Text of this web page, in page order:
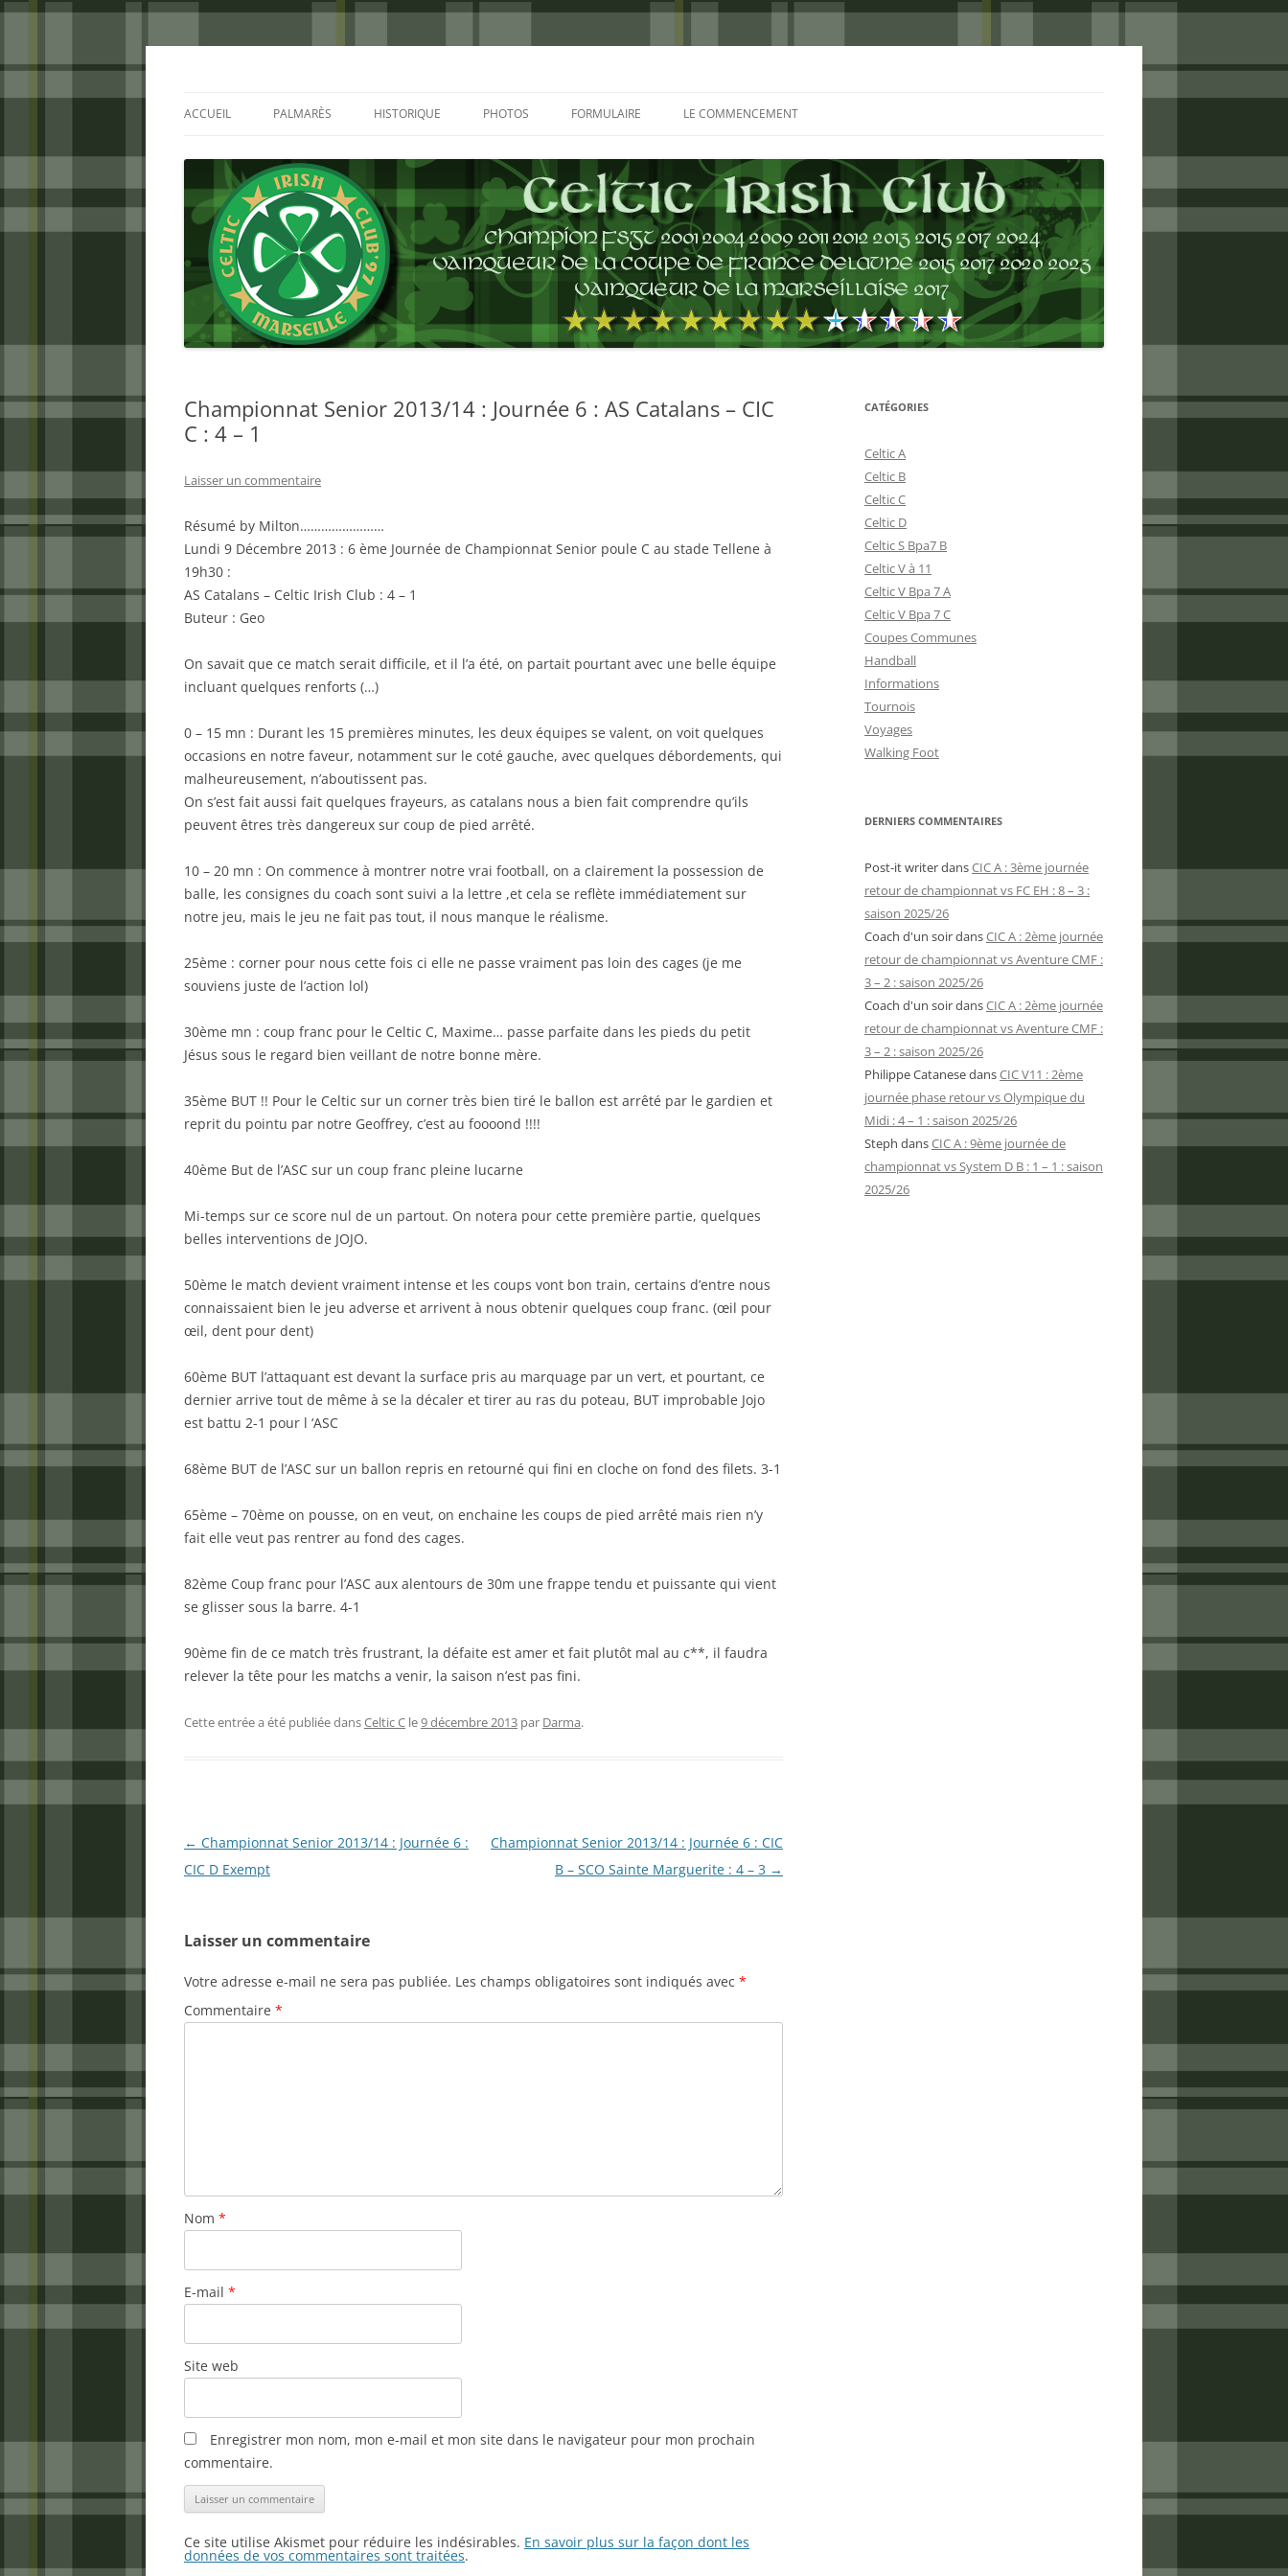
Aller
ACCUEIL PALMARÈS HISTORIQUE PHOTOS
GLASGOW 2002
CHARLIE & THE BHOYS 2006
PRAGUE 2006
NICE 2008
FORMULAIRE LE COMMENCEMENT
Championnat Senior 2013/14 : Journée 6 : AS Catalans – CIC
C : 4 – 1
Laisser un commentaire
Résumé by Milton……………………
Lundi 9 Décembre 2013 : 6 ème Journée de Championnat Senior poule C au stade Tellene à
19h30 :
AS Catalans – Celtic Irish Club : 4 – 1
Buteur : Geo
On savait que ce match serait difficile, et il l’a été, on partait pourtant avec une belle équipe
incluant quelques renforts (…)
0 – 15 mn : Durant les 15 premières minutes, les deux équipes se valent, on voit quelques
occasions en notre faveur, notamment sur le coté gauche, avec quelques débordements, qui
malheureusement, n’aboutissent pas.
On s’est fait aussi fait quelques frayeurs, as catalans nous a bien fait comprendre qu’ils
peuvent êtres très dangereux sur coup de pied arrêté.
10 – 20 mn : On commence à montrer notre vrai football, on a clairement la possession de
balle, les consignes du coach sont suivi a la lettre ,et cela se reflète immédiatement sur
notre jeu, mais le jeu ne fait pas tout, il nous manque le réalisme.
25ème : corner pour nous cette fois ci elle ne passe vraiment pas loin des cages (je me
souviens juste de l’action lol)
30ème mn : coup franc pour le Celtic C, Maxime… passe parfaite dans les pieds du petit
Jésus sous le regard bien veillant de notre bonne mère.
35ème BUT !! Pour le Celtic sur un corner très bien tiré le ballon est arrêté par le gardien et
reprit du pointu par notre Geoffrey, c’est au foooond !!!!
40ème But de l’ASC sur un coup franc pleine lucarne
Mi-temps sur ce score nul de un partout. On notera pour cette première partie, quelques
belles interventions de JOJO.
50ème le match devient vraiment intense et les coups vont bon train, certains d’entre nous
connaissaient bien le jeu adverse et arrivent à nous obtenir quelques coup franc. (œil pour
œil, dent pour dent)
60ème BUT l’attaquant est devant la surface pris au marquage par un vert, et pourtant, ce
dernier arrive tout de même à se la décaler et tirer au ras du poteau, BUT improbable Jojo
est battu 2-1 pour l ‘ASC
68ème BUT de l’ASC sur un ballon repris en retourné qui fini en cloche on fond des filets. 3-1
65ème – 70ème on pousse, on en veut, on enchaine les coups de pied arrêté mais rien n’y
fait elle veut pas rentrer au fond des cages.
82ème Coup franc pour l’ASC aux alentours de 30m une frappe tendu et puissante qui vient
se glisser sous la barre. 4-1
90ème fin de ce match très frustrant, la défaite est amer et fait plutôt mal au c**, il faudra
relever la tête pour les matchs a venir, la saison n’est pas fini.
Cette entrée a été publiée dansCeltic C le9 décembre 2013 par Darma.
Navigation
des
← Championnat Senior 2013/14 : Journée 6 :
CIC D Exempt
Championnat Senior 2013/14 : Journée 6 : CIC
B – SCO Sainte Marguerite : 4 – 3 →
Laisser un commentaire
Votre adresse e-mail ne sera pas publiée. Les champs obligatoires sont indiqués avec *
Commentaire *
Nom *
E-mail *
Site web
Enregistrer mon nom, mon e-mail et mon site dans le navigateur pour mon prochain
commentaire.
Ce site utilise Akismet pour réduire les indésirables. En savoir plus sur la façon dont les
données de vos commentaires sont traitées.
CATÉGORIES
Celtic A
Celtic B
Celtic C
Celtic D
Celtic S Bpa7 B
Celtic V à 11
Celtic V Bpa 7 A
Celtic V Bpa 7 C
Coupes Communes
Handball
Informations
Tournois
Voyages
Walking Foot
DERNIERS COMMENTAIRES
Post-it writerdansCIC A : 3ème journée
retour de championnat vs FC EH : 8 – 3 :
saison 2025/26
Coach d'un soirdansCIC A : 2ème journée
retour de championnat vs Aventure CMF :
3 – 2 : saison 2025/26
Coach d'un soirdansCIC A : 2ème journée
retour de championnat vs Aventure CMF :
3 – 2 : saison 2025/26
Philippe CatanesedansCIC V11 : 2ème
journée phase retour vs Olympique du
Midi : 4 – 1 : saison 2025/26
Steph dansCIC A : 9ème journée de
championnat vs System D B : 1 – 1 : saison
2025/26